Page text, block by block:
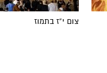
צום י”ז בתמוז